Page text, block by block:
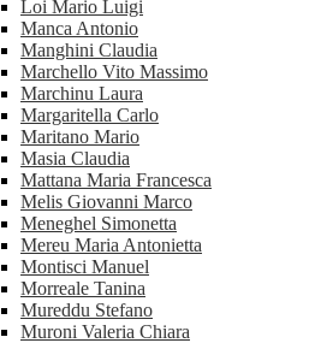
Loi Mario Luigi
Manca Antonio
Manghini Claudia
Marchello Vito Massimo
Marchinu Laura
Margaritella Carlo
Maritano Mario
Masia Claudia
Mattana Maria Francesca
Melis Giovanni Marco
Meneghel Simonetta
Mereu Maria Antonietta
Montisci Manuel
Morreale Tanina
Mureddu Stefano
Muroni Valeria Chiara